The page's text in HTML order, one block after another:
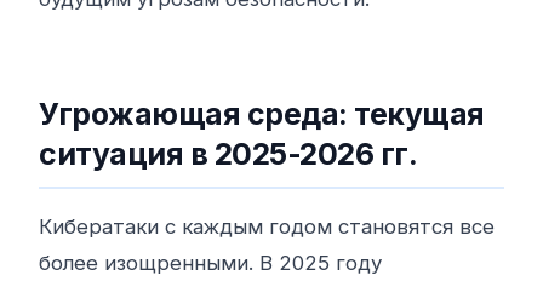
Угрожающая среда: текущая
ситуация в 2025-2026 гг.
Кибератаки с каждым годом становятся все
более изощренными. В 2025 году